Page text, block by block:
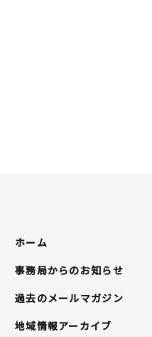
ホーム
事務局からのお知らせ
過去のメールマガジン
地域情報アーカイブ